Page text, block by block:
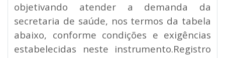
objetivando atender a demanda da
secretaria de saúde, nos termos da tabela
abaixo, conforme condições e exigências
estabelecidas neste instrumento.Registro